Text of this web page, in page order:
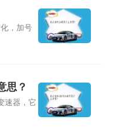
，加号
思？
速器，它